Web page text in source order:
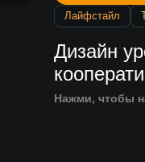
Лайфстайл
Дизайн
Нажми, чтобы